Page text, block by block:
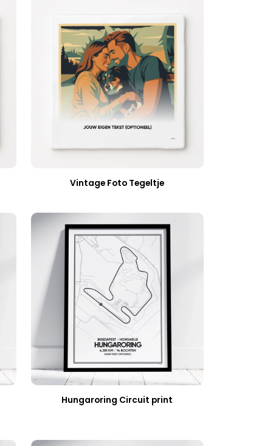
Vintage Foto Tegeltje
Hungaroring Circuit print